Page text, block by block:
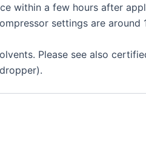
within a few hours after
settings are
Please see also